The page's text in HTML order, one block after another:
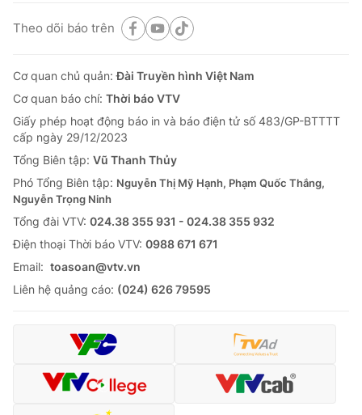
Theo dõi báo trên
Cơ quan chủ quản:Đài Truyền hình Việt Nam
Cơ quan báo chí: Thời báo VTV
Giấy phép hoạt động báo in và báo điện tử số 483/GP-BTTTT
cấp ngày 29/12/2023
Tổng Biên tập: Vũ Thanh Thủy
Phó Tổng Biên tập: Nguyễn Thị Mỹ Hạnh, Phạm Quốc Thắng,
Nguyễn Trọng Ninh
Tổng đài VTV: 024.38 355 931 - 024.38 355 932
Ðiện thoại Thời báo VTV: 0988 671 671
Email: toasoan@vtv.vn
Liên hệ quảng cáo: (024) 626 79595